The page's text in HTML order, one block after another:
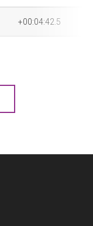
+00:04:42.5